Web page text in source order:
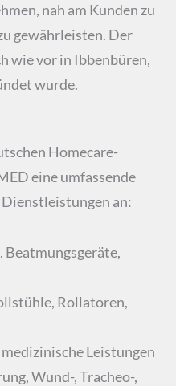
nah am Kunden zu
gewährleisten. Der
wie vor in Ibbenbüren,
wurde.
Homecare-
eine umfassende
an:
Beatmungsgeräte,
Rollatoren,
Leistungen
Wund-, Tracheo-,